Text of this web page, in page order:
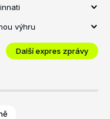
výhru
Další expres zprávy